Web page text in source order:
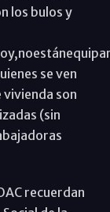
los bulos y
se ven
son
(sin
recuerdan